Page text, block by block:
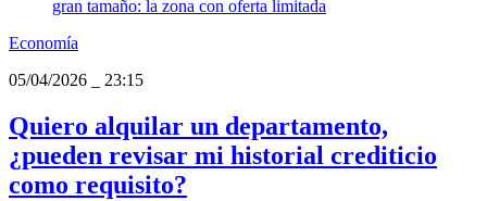
Economía
05/04/2026
23:15
Quiero alquilar un departamento,
¿pueden revisar mi historial crediticio
como requisito?